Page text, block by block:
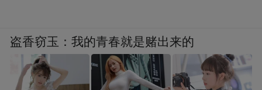
盗香窃玉：我的青春就是赌出来的